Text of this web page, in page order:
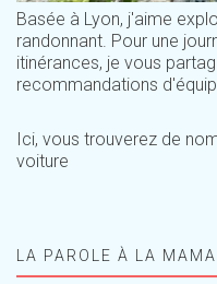
Basée à Lyon, j'aime
randonnant. Pour une
itinérances, je vous
recommandations
Ici, vous trouverez de
voiture
LA PAROLE À LA MAMA